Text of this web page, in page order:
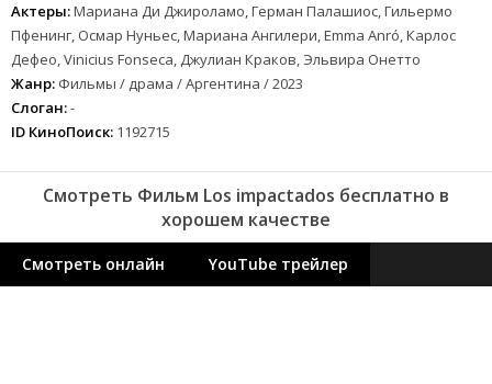
Актеры:Мариана Ди Джироламо, Герман Палашиос, Гильермо
Пфенинг, Осмар Нуньес, Мариана Ангилери, Emma Anró, Карлос
Дефео, Vinicius Fonseca, Джулиан Краков, Эльвира Онетто
Жанр: Фильмы / драма / Аргентина / 2023
Слоган:-
ID КиноПоиск: 1192715
Смотреть Фильм Los impactados бесплатно в
хорошем качестве
Смотреть онлайн YouTube трейлер